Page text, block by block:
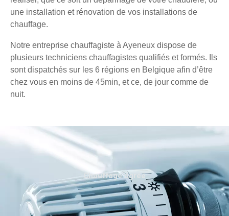
une installation et rénovation de vos installations de
chauffage.
Notre entreprise chauffagiste à Ayeneux dispose de
plusieurs techniciens chauffagistes qualifiés et formés. Ils
sont dispatchés sur les 6 régions en Belgique afin d’être
chez vous en moins de 45min, et ce, de jour comme de
nuit.
Chauffage agréé